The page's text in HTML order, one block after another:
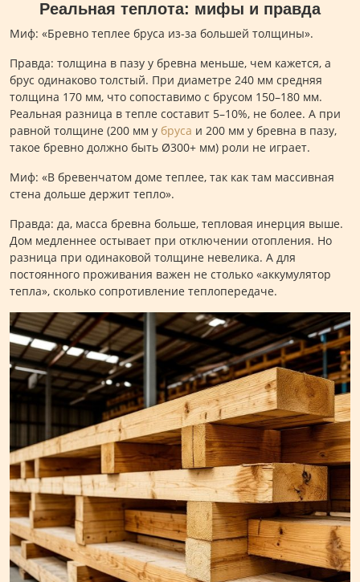
Реальная теплота: мифы и правда
Миф: «Бревно теплее бруса из-за большей толщины».
Правда: толщина в пазу у бревна меньше, чем кажется, а
брус одинаково толстый. При диаметре 240 мм средняя
толщина 170 мм, что сопоставимо с брусом 150–180 мм.
Реальная разница в тепле составит 5–10%, не более. А при
равной толщине (200 мм у бруса и 200 мм у бревна в пазу,
такое бревно должно быть Ø300+ мм) роли не играет.
Миф: «В бревенчатом доме теплее, так как там массивная
стена дольше держит тепло».
Правда: да, масса бревна больше, тепловая инерция выше.
Дом медленнее остывает при отключении отопления. Но
разница при одинаковой толщине невелика. А для
постоянного проживания важен не столько «аккумулятор
тепла», сколько сопротивление теплопередаче.